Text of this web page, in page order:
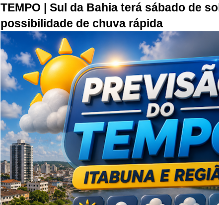
TEMPO | Sul da Bahia terá sábado de
possibilidade de chuva rápida